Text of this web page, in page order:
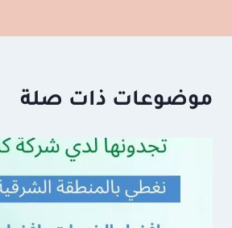
موضوعات ذات صلة